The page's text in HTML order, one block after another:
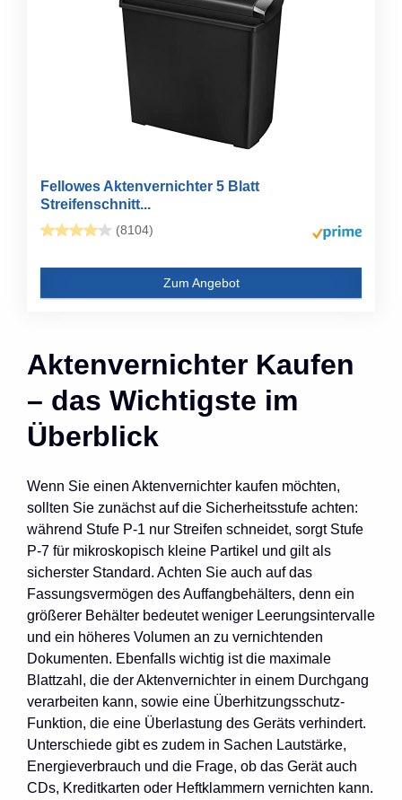
Fellowes Aktenvernichter 5 Blatt
Streifenschnitt...
(8104)
Zum Angebot
Aktenvernichter Kaufen
– das Wichtigste im
Überblick
Wenn Sie einen Aktenvernichter kaufen möchten,
sollten Sie zunächst auf die Sicherheitsstufe achten:
während Stufe P-1 nur Streifen schneidet, sorgt Stufe
P-7 für mikroskopisch kleine Partikel und gilt als
sicherster Standard. Achten Sie auch auf das
Fassungsvermögen des Auffangbehälters, denn ein
größerer Behälter bedeutet weniger Leerungsintervalle
und ein höheres Volumen an zu vernichtenden
Dokumenten. Ebenfalls wichtig ist die maximale
Blattzahl, die der Aktenvernichter in einem Durchgang
verarbeiten kann, sowie eine Überhitzungsschutz-
Funktion, die eine Überlastung des Geräts verhindert.
Unterschiede gibt es zudem in Sachen Lautstärke,
Energieverbrauch und die Frage, ob das Gerät auch
CDs, Kreditkarten oder Heftklammern vernichten kann.